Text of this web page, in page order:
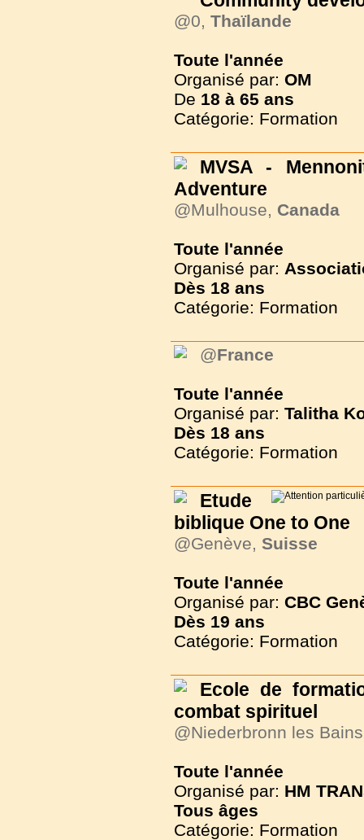
@0, Thaïlande
Toute l'année
Organisé par: OM
De 18 à 65 ans
Catégorie: Formation
MVSA -
Adventure
@Mulhouse, Canada
Toute l'année
Organisé par:
Dès 18 ans
Catégorie: Formation
@France
Toute l'année
Organisé par: Talitha
Dès 18 ans
Catégorie: Formation
Etude
biblique One to One
@Genève, Suisse
Toute l'année
Organisé par: CBC
Dès 19 ans
Catégorie: Formation
Ecole de
combat spirituel
@Niederbronn les
Toute l'année
Organisé par: HM
Tous âges
Catégorie: Formation